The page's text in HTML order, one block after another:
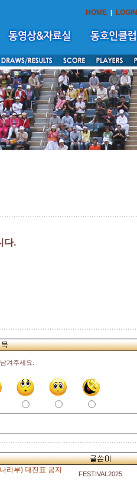
HOME | LOGIN
다.
겨주세요.
리부) 대진표 공지
FESTIVAL2025